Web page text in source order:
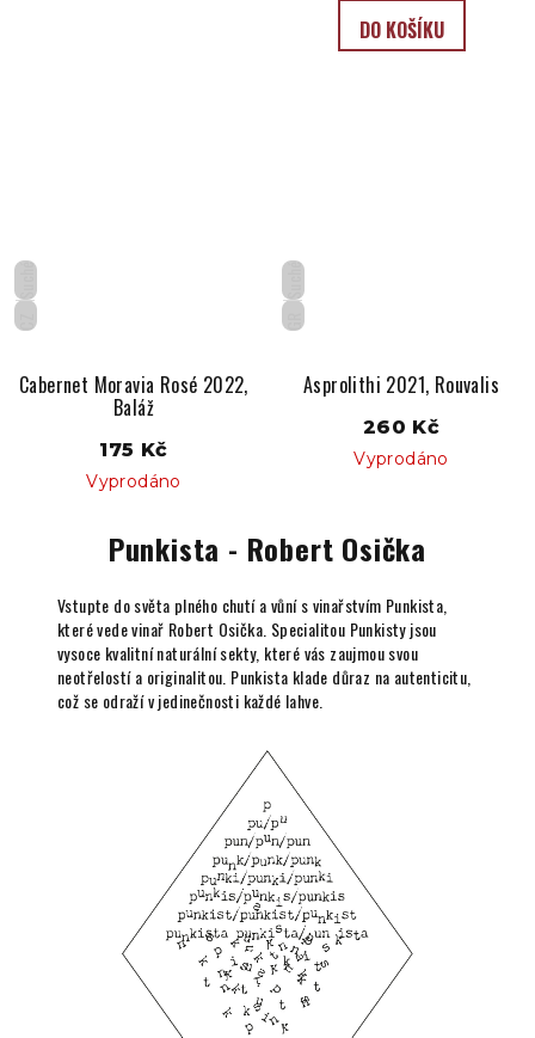
DO KOŠÍKU
CZ
Suché
Cabernet Moravia Rosé 2022,
Baláž
175 Kč
Vyprodáno
GR
Suché
Asprolithi 2021, Rouvalis
260 Kč
Vyprodáno
Punkista - Robert Osička
Vstupte do světa plného chutí a vůní s vinařstvím Punkista,
které vede vinař Robert Osička. Specialitou Punkisty jsou
vysoce kvalitní naturální sekty, které vás zaujmou svou
neotřelostí a originalitou. Punkista klade důraz na autenticitu,
což se odraží v jedinečnosti každé lahve.